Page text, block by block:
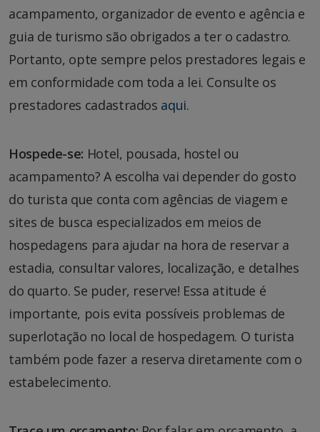
acampamento, organizador de evento e agência e
guia de turismo são obrigados a ter o cadastro.
Portanto, opte sempre pelos prestadores legais e
em conformidade com toda a lei. Consulte os
prestadores cadastrados aqui.
Hospede-se: Hotel, pousada, hostel ou
acampamento? A escolha vai depender do gosto
do turista que conta com agências de viagem e
sites de busca especializados em meios de
hospedagens para ajudar na hora de reservar a
estadia, consultar valores, localização, e detalhes
do quarto. Se puder, reserve! Essa atitude é
importante, pois evita possíveis problemas de
superlotação no local de hospedagem. O turista
também pode fazer a reserva diretamente com o
estabelecimento.